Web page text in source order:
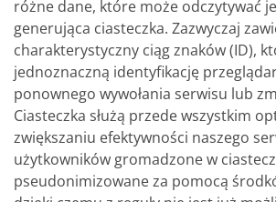
różne dane, które może odczytywać
generująca ciasteczka. Zazwyczaj
charakterystyczny ciąg znaków (ID),
jednoznaczną identyfikację
ponownego wywołania serwisu lub
Ciasteczka służą przede wszystkim
zwiększaniu efektywności naszego
użytkowników gromadzone w
pseudonimizowane za pomocą